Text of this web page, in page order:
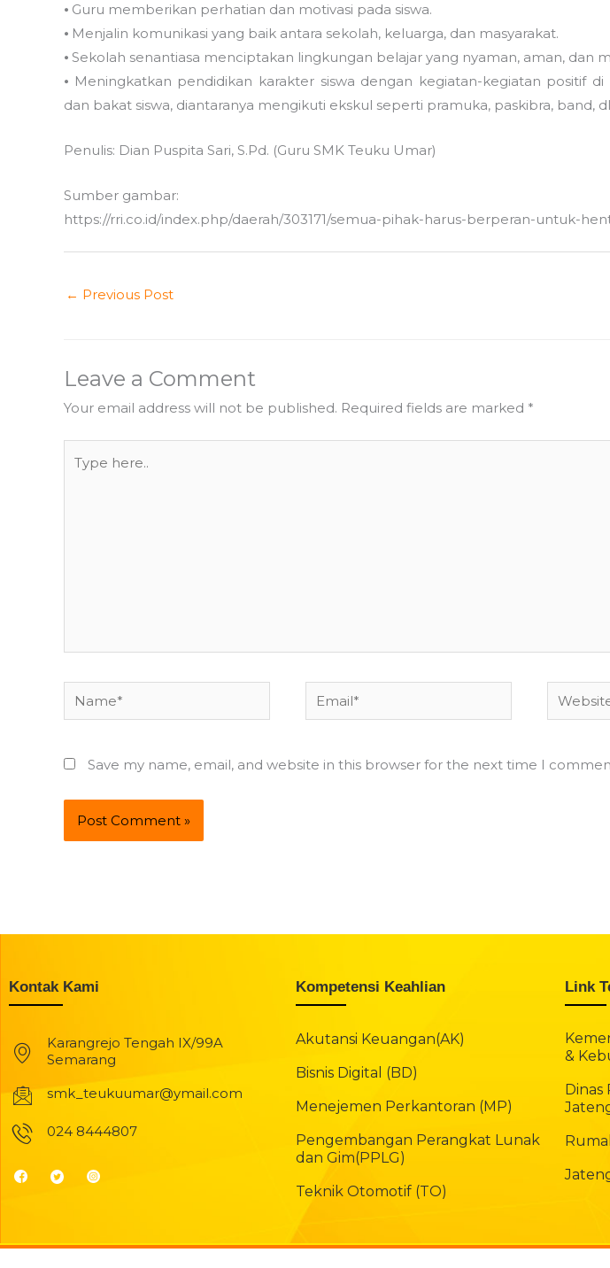
⦁ Guru memberikan perhatian dan motivasi pada siswa.
⦁ Menjalin komunikasi yang baik antara sekolah, keluarga, dan masyarakat.
⦁ Sekolah senantiasa menciptakan lingkungan belajar yang nyaman, aman, dan
⦁ Meningkatkan pendidikan karakter siswa dengan kegiatan-kegiatan positif di
dan bakat siswa, diantaranya mengikuti ekskul seperti pramuka, paskibra, band,
Penulis: Dian Puspita Sari, S.Pd. (Guru SMK Teuku Umar)
Sumber gambar:
https://rri.co.id/index.php/daerah/303171/semua-pihak-harus-berperan-untuk-
← Previous Post
Leave a Comment
Your email address will not be published. Required fields are marked *
here..
Name* Email* Website
Save my name, email, and website in this browser for the next time I
Kontak Kami
Karangrejo Tengah IX/99A
Semarang
smk_teukuumar@ymail.com
024 8444807
Kompetensi Keahlian
Akutansi Keuangan(AK)
Bisnis Digital (BD)
Menejemen Perkantoran (MP)
Pengembangan Perangkat Lunak
dan Gim(PPLG)
Teknik Otomotif (TO)
Link
&
Dinas